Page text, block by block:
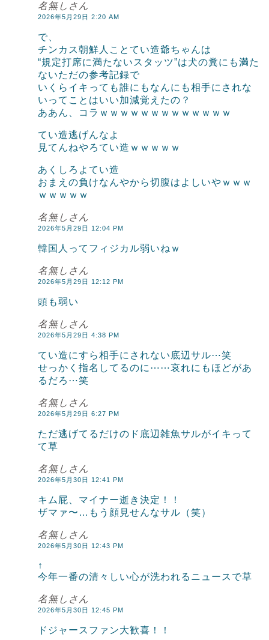
名無しさん
2026年5月29日 2:20 AM
で、
チンカス朝鮮人ことてい造爺ちゃんは
“規定打席に満たないスタッツ”は犬の糞にも満た
ないただの参考記録で
いくらイキっても誰にもなんにも相手にされな
いってことはいい加減覚えたの？
ああん、コラｗｗｗｗｗｗｗｗｗｗｗｗｗ
てい造逃げんなよ
見てんねやろてい造ｗｗｗｗｗ
あくしろよてい造
おまえの負けなんやから切腹はよしいやｗｗｗ
ｗｗｗｗｗ
名無しさん
2026年5月29日 12:04 PM
韓国人ってフィジカル弱いねｗ
名無しさん
2026年5月29日 12:12 PM
頭も弱い
名無しさん
2026年5月29日 4:38 PM
てい造にすら相手にされない底辺サル⋯笑
せっかく指名してるのに⋯⋯哀れにもほどがあ
るだろ⋯笑
名無しさん
2026年5月29日 6:27 PM
ただ逃げてるだけのド底辺雑魚サルがイキって
て草
名無しさん
2026年5月30日 12:41 PM
キム屁、マイナー逝き決定！！
ザマァ〜…もう顔見せんなサル（笑）
名無しさん
2026年5月30日 12:43 PM
↑
今年一番の清々しい心が洗われるニュースで草
名無しさん
2026年5月30日 12:45 PM
ドジャースファン大歓喜！！